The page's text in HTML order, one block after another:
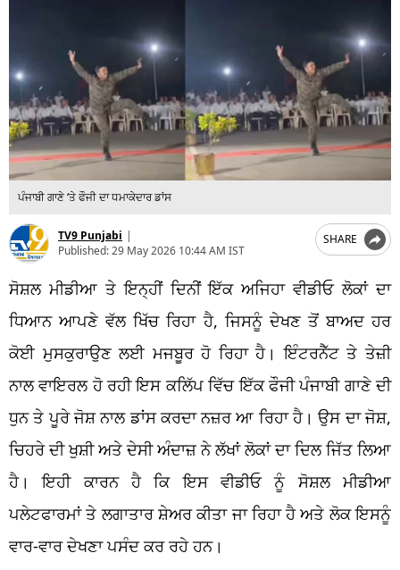
ਪੰਜਾਬੀ ਗਾਣੇ ‘ਤੇ ਫੌਜੀ ਦਾ ਧਮਾਕੇਦਾਰ ਡਾਂਸ
TV9 Punjabi |
Published:29 May 2026 10:44 AM IST
SHARE
ਸੋਸ਼ਲ ਮੀਡੀਆ ਤੇ ਇਨ੍ਹੀਂ ਦਿਨੀਂ ਇੱਕ ਅਜਿਹਾ ਵੀਡੀਓ ਲੋਕਾਂ ਦਾ
ਧਿਆਨ ਆਪਣੇ ਵੱਲ ਖਿੱਚ ਰਿਹਾ ਹੈ, ਜਿਸਨੂੰ ਦੇਖਣ ਤੋਂ ਬਾਅਦ ਹਰ
ਕੋਈ ਮੁਸਕੁਰਾਉਣ ਲਈ ਮਜਬੂਰ ਹੋ ਰਿਹਾ ਹੈ। ਇੰਟਰਨੈੱਟ ਤੇ ਤੇਜ਼ੀ
ਨਾਲ ਵਾਇਰਲ ਹੋ ਰਹੀ ਇਸ ਕਲਿੱਪ ਵਿੱਚ ਇੱਕ ਫੌਜੀ ਪੰਜਾਬੀ ਗਾਣੇ ਦੀ
ਧੁਨ ਤੇ ਪੂਰੇ ਜੋਸ਼ ਨਾਲ ਡਾਂਸ ਕਰਦਾ ਨਜ਼ਰ ਆ ਰਿਹਾ ਹੈ। ਉਸ ਦਾ ਜੋਸ਼,
ਚਿਹਰੇ ਦੀ ਖੁਸ਼ੀ ਅਤੇ ਦੇਸੀ ਅੰਦਾਜ਼ ਨੇ ਲੱਖਾਂ ਲੋਕਾਂ ਦਾ ਦਿਲ ਜਿੱਤ ਲਿਆ
ਹੈ। ਇਹੀ ਕਾਰਨ ਹੈ ਕਿ ਇਸ ਵੀਡੀਓ ਨੂੰ ਸੋਸ਼ਲ ਮੀਡੀਆ
ਪਲੇਟਫਾਰਮਾਂ ਤੇ ਲਗਾਤਾਰ ਸ਼ੇਅਰ ਕੀਤਾ ਜਾ ਰਿਹਾ ਹੈ ਅਤੇ ਲੋਕ ਇਸਨੂੰ
ਵਾਰ-ਵਾਰ ਦੇਖਣਾ ਪਸੰਦ ਕਰ ਰਹੇ ਹਨ।